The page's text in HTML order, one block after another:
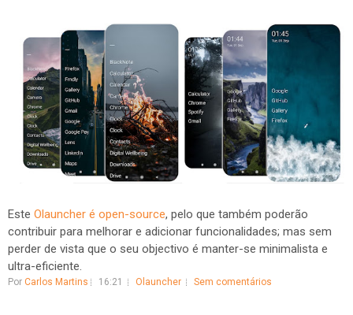
Este Olauncher é open-source, pelo que também poderão
contribuir para melhorar e adicionar funcionalidades; mas sem
perder de vista que o seu objectivo é manter-se minimalista e
ultra-eficiente.
Por Carlos Martins 16:21 Olauncher Sem comentários